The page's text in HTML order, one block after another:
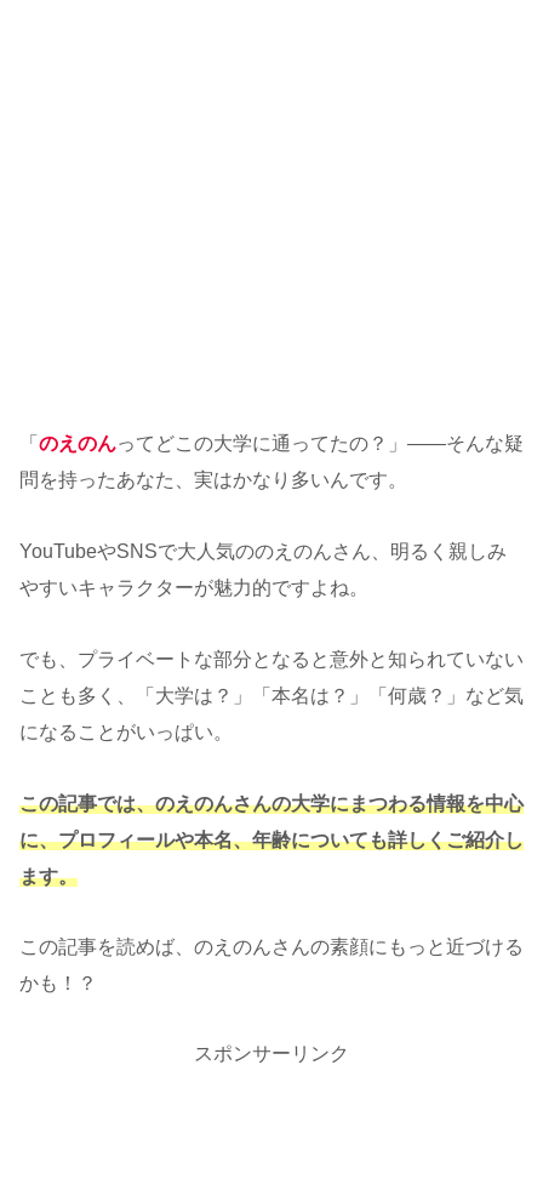
「 のえのんってどこの大学に通ってたの？」――そんな疑
問を持ったあなた、実はかなり多いんです。
YouTubeやSNSで大人気ののえのんさん、明るく親しみ
やすいキャラクターが魅力的ですよね。
でも、プライベートな部分となると意外と知られていない
ことも多く、「大学は？」「本名は？」「何歳？」など気
になることがいっぱい。
この記事では、のえのんさんの大学にまつわる情報を中心
に、プロフィールや本名、年齢についても詳しくご紹介し
ます。
この記事を読めば、のえのんさんの素顔にもっと近づける
かも！？
スポンサーリンク